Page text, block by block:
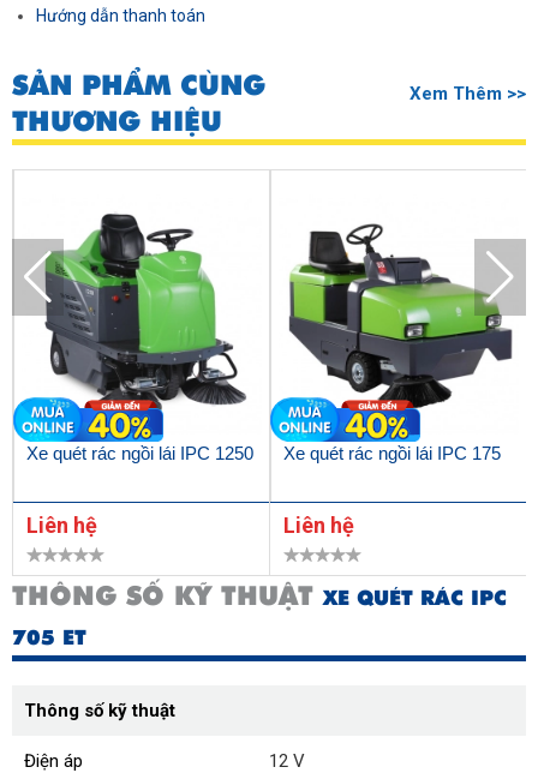
Hướng dẫn thanh toán
SẢN PHẨM CÙNG
THƯƠNG HIỆU
Xem Thêm >>
Xe quét rác ngồi lái IPC 1250
Liên hệ
Xe quét rác ngồi lái IPC 175
Liên hệ
THÔNG SỐ KỸ THUẬTXE QUÉT RÁC IPC
705 ET
Thông số kỹ thuật
Điện áp 12 V